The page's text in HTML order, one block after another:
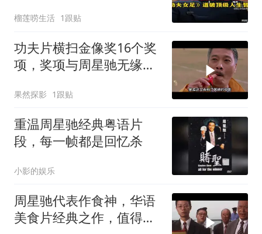
榴莲唠生活 1跟贴
功夫片横扫金像奖16个奖
项，奖项与周星驰无缘，
果然探影 1跟贴
重温周星驰经典粤语片
段，每一帧都是回忆杀
小影的娱乐
周星驰代表作食神，华语
美食片经典之作，值得深